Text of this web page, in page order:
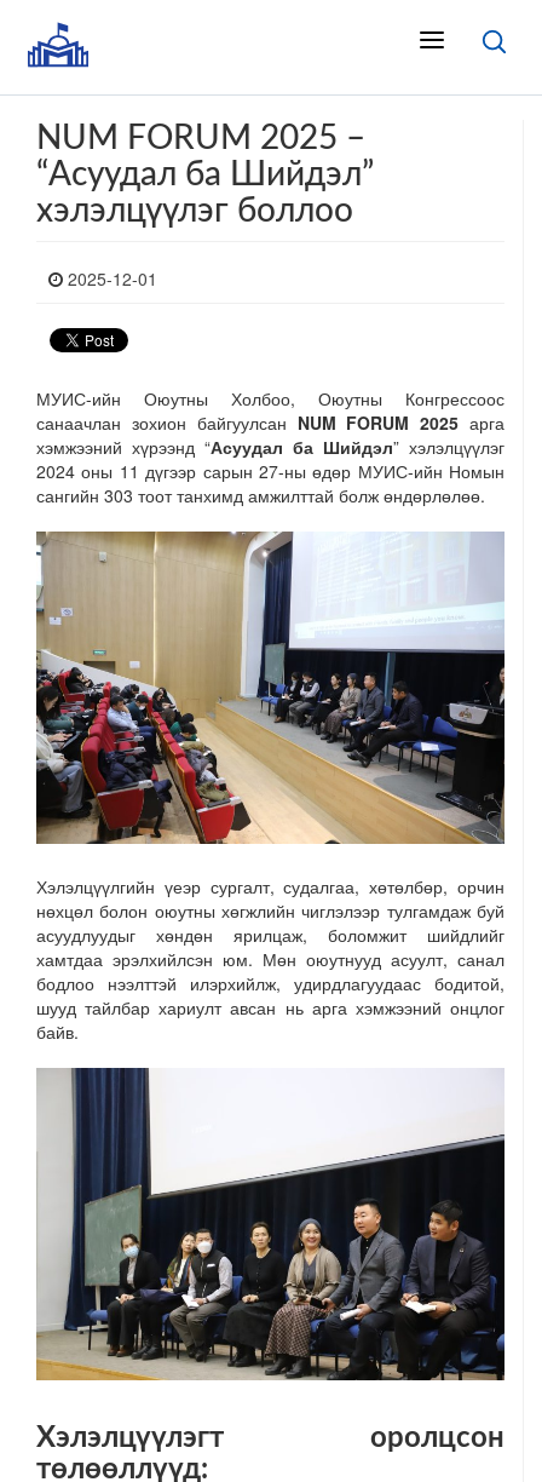
NUM FORUM 2025 –
“Асуудал ба Шийдэл”
хэлэлцүүлэг боллоо
2025-12-01
МУИС-ийн Оюутны Холбоо, Оюутны Конгрессоос
санаачлан зохион байгуулсан NUM FORUM 2025 арга
хэмжээний хүрээнд “Асуудал ба Шийдэл” хэлэлцүүлэг
2024 оны 11 дүгээр сарын 27-ны өдөр МУИС-ийн Номын
сангийн 303 тоот танхимд амжилттай болж өндөрлөлөө.
Хэлэлцүүлгийн үеэр сургалт, судалгаа, хөтөлбөр, орчин
нөхцөл болон оюутны хөгжлийн чиглэлээр тулгамдаж буй
асуудлуудыг хөндөн ярилцаж, боломжит шийдлийг
хамтдаа эрэлхийлсэн юм. Мөн оюутнууд асуулт, санал
бодлоо нээлттэй илэрхийлж, удирдлагуудаас бодитой,
шууд тайлбар хариулт авсан нь арга хэмжээний онцлог
байв.
Хэлэлцүүлэгт оролцсон
төлөөллүүд: